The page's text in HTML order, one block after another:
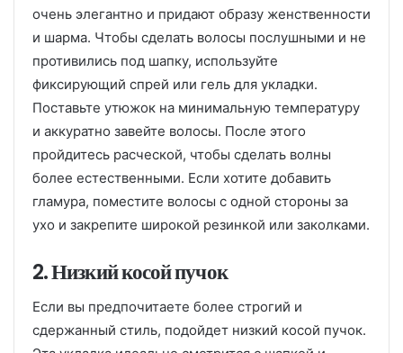
очень элегантно и придают образу женственности
и шарма. Чтобы сделать волосы послушными и не
противились под шапку, используйте
фиксирующий спрей или гель для укладки.
Поставьте утюжок на минимальную температуру
и аккуратно завейте волосы. После этого
пройдитесь расческой, чтобы сделать волны
более естественными. Если хотите добавить
гламура, поместите волосы с одной стороны за
ухо и закрепите широкой резинкой или заколками.
2. Низкий косой пучок
Если вы предпочитаете более строгий и
сдержанный стиль, подойдет низкий косой пучок.